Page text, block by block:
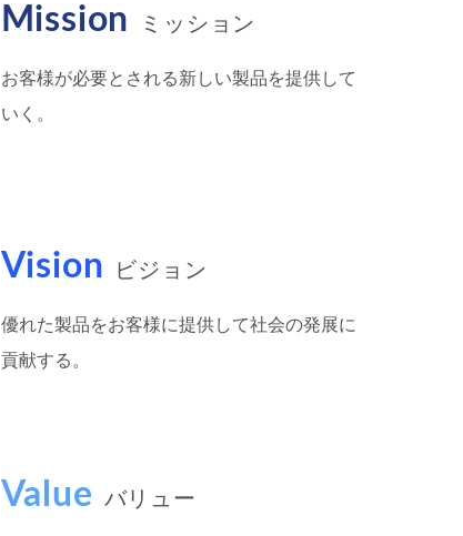
Mission ミッション
お客様が必要とされる新しい製品を提供して
いく。
Vision ビジョン
優れた製品をお客様に提供して社会の発展に
貢献する。
Value バリュー